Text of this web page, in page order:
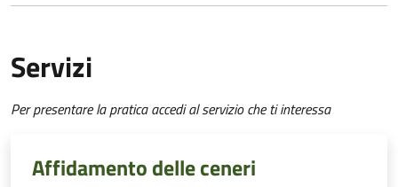
Servizi
Per presentare la pratica accedi al servizio che ti interessa
Affidamento delle ceneri